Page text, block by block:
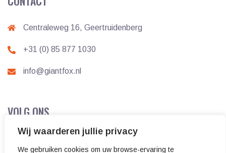
Wij waarderen jullie privacy
We gebruiken cookies om uw browse-ervaring te
Centraleweg 16, Geertruidenberg
+31 (0) 85 877 1030
info@giantfox.nl
VOLG ONS